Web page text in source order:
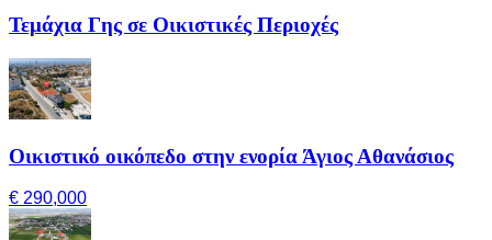
Τεμάχια Γης σε Οικιστικές Περιοχές
Οικιστικό οικόπεδο στην ενορία Άγιος Αθανάσιος
€ 290,000